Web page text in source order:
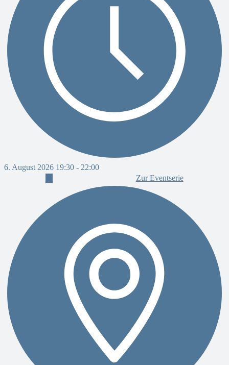
6. August 2026 19:30 - 22:00
Zur Eventserie